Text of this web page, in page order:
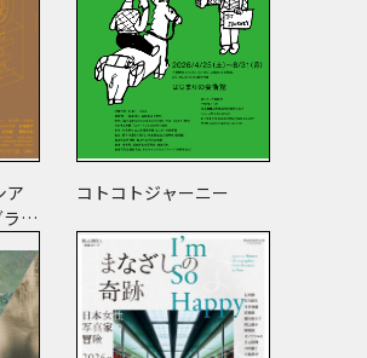
ア
フ
コトコトジャーニー